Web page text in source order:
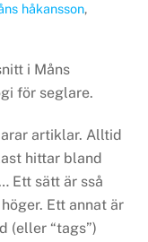
håkansson,
i Måns
för seglare.
artiklar. Alltid
hittar bland
Ett sätt är sså
Ett annat är
(eller “tags”)